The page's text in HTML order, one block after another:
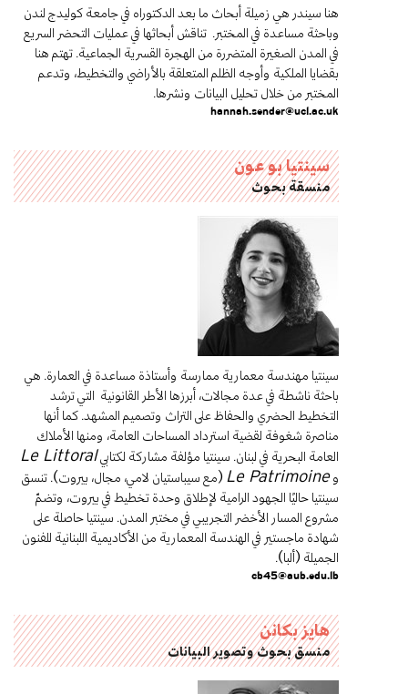
هنا سيندر هي زميلة أبحاث ما بعد الدكتوراه في جامعة كوليدج لندن
وباحثة مساعدة في المختبر. تناقش أبحاثها في عمليات التحضر السريع
في المدن الصغيرة المتضررة من الهجرة القسرية الجماعية. تهتم هنا
بقضايا الملكية وأوجه الظلم المتعلقة بالأراضي والتخطيط، وتدعم
المختبر من خلال تحليل البيانات ونشرها.
hannah.sender@ucl.ac.uk
سينتيا بو عون
منسقة بحوث
سينتيا مهندسة معمارية ممارسة وأستاذة مساعدة في العمارة. هي
باحثة ناشطة في عدة مجالات، أبرزها الأطر القانونية التي ترشد
التخطيط الحضري والحفاظ على التراث وتصميم المشهد. كما أنها
مناصرة شغوفة لقضية استرداد المساحات العامة، ومنها الأملاك
العامة البحرية في لبنان. سينتيا مؤلفة مشاركة لكتابيLe Littoral
وLe Patrimoine (مع سيباستيان لامي، مجال، بيروت). تنسق
سينتيا حاليًا الجهود الرامية لإطلاق وحدة تخطيط في بيروت، وتضمّ
مشروع المسار الأخضر التجريبي في مختبر المدن. سينتيا حاصلة على
شهادة ماجستير في الهندسة المعمارية من الأكاديمية اللبنانية للفنون
الجميلة (ألبا).
cb45@aub.edu.lb
هايز بكانن
منسق بحوث وتصوير البيانات